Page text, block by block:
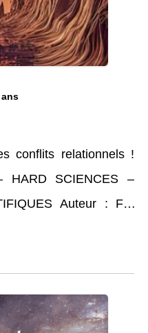
conflits relationnels !
HARD SCIENCES –
Auteur : F.H
Jeunesse Notes aux
jeunesse